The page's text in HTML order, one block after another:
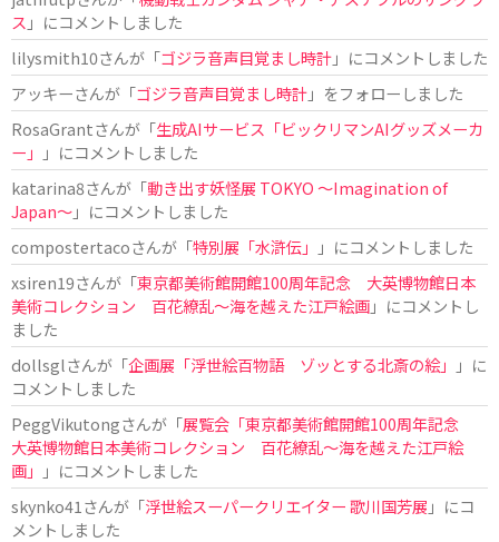
ス 」にコメントしました
lilysmith10さんが「ゴジラ音声目覚まし時計」にコメントしました
アッキーさんが「ゴジラ音声目覚まし時計」をフォローしました
RosaGrantさんが「生成AIサービス「ビックリマンAIグッズメーカ
ー」
」にコメントしました
katarina8さんが「動き出す妖怪展 TOKYO 〜Imagination of
Japan〜」にコメントしました
compostertacoさんが「特別展「水滸伝」
」にコメントしました
xsiren19さんが「東京都美術館開館100周年記念 大英博物館日本
美術コレクション 百花繚乱～海を越えた江戸絵画」にコメントし
ました
dollsglさんが「企画展「浮世絵百物語 ゾッとする北斎の絵」
」に
コメントしました
PeggVikutongさんが「展覧会「東京都美術館開館100周年記念
大英博物館日本美術コレクション 百花繚乱〜海を越えた江戸絵
画」
」にコメントしました
skynko41 さんが「浮世絵スーパークリエイター 歌川国芳展 」にコ
メントしました